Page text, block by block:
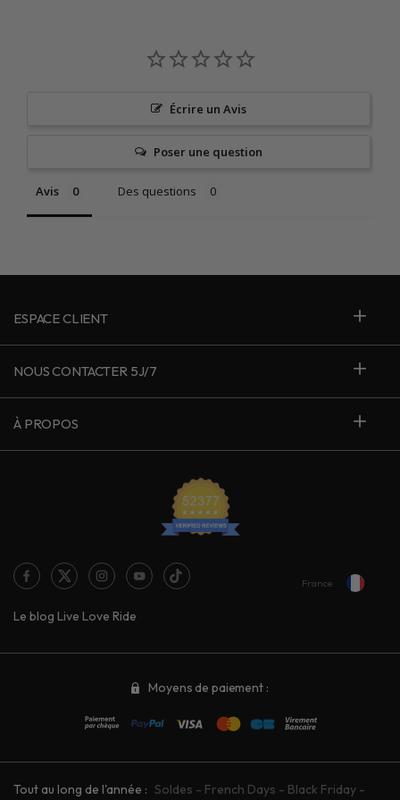
Écrire un Avis
Poser une question
Avis Des questions
ESPACE CLIENT
NOUS CONTACTER 5J/7
À PROPOS
Le blog Live Love Ride
France
Moyens de paiement :
Tout au long de l'année : Soldes - French Days - Black Friday -